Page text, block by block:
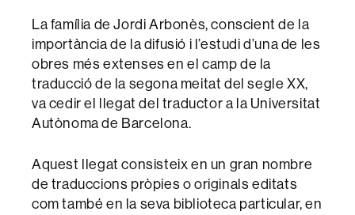
La família de Jordi Arbonès, conscient de la
importància de la difusió i l’estudi d’una de les
obres més extenses en el camp de la
traducció de la segona meitat del segle XX,
va cedir el llegat del traductor a la Universitat
Autònoma de Barcelona.
Aquest llegat consisteix en un gran nombre
de traduccions pròpies o originals editats
com també en la seva biblioteca particular, en